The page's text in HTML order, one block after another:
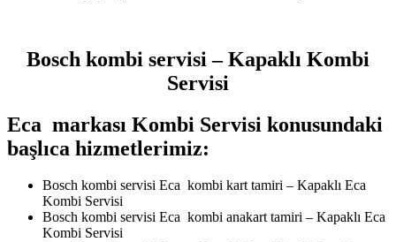
Bosch kombi servisi – Kapaklı Kombi
Servisi
Eca markası Kombi Servisi konusundaki
başlıca hizmetlerimiz:
Bosch kombi servisi Eca kombi kart tamiri – Kapaklı Eca
Kombi Servisi
Bosch kombi servisi Eca kombi anakart tamiri – Kapaklı Eca
Kombi Servisi